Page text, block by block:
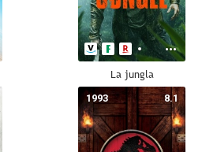
La jungla
8.1
1993